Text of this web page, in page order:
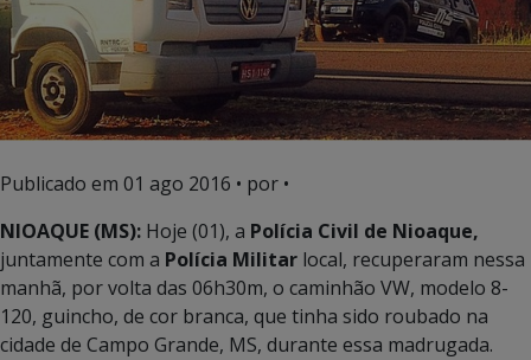
Publicado em 01 ago 2016 • por •
NIOAQUE (MS): Hoje (01), a Polícia Civil de Nioaque,
juntamente com a Polícia Militar local, recuperaram nessa
manhã, por volta das 06h30m, o caminhão VW, modelo 8-
120, guincho, de cor branca, que tinha sido roubado na
cidade de Campo Grande, MS, durante essa madrugada.